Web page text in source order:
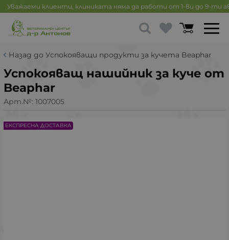
Уважаеми клиенти, клиниката няма да работи от 1-ви до 9-ти
Назад до Успокояващи продукти за кучета Beaphar
Успокояващ нашийник за куче от
Beaphar
Арт.№: 1007005
ЕКСПРЕСНА ДОСТАВКА